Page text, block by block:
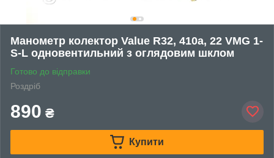
Манометр колектор Value R32, 410a, 22 VMG 1-
S-L одновентильний з оглядовим шклом
Готово до відправки
Роздріб
890 ₴
Купити